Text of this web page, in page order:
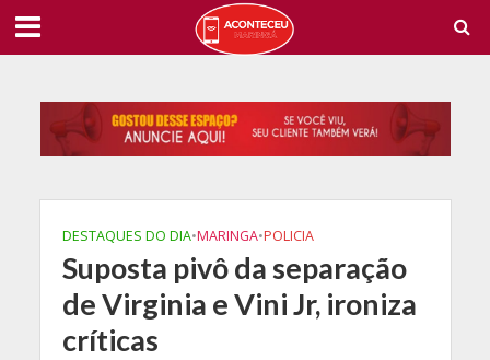
DESTAQUES DO DIA•MARINGA•POLICIA
Suposta pivô da separação
de Virginia e Vini Jr, ironiza
críticas